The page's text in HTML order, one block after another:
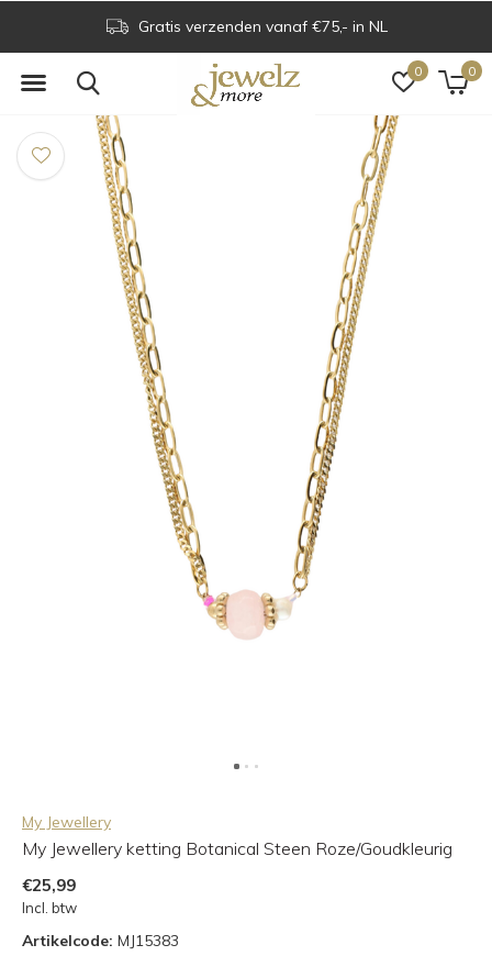
0 0
Gratis verzenden vanaf €75,- in NL
My Jewellery
My Jewellery ketting Botanical Steen Roze/Goudkleurig
€25,99
Incl. btw
Artikelcode: MJ15383